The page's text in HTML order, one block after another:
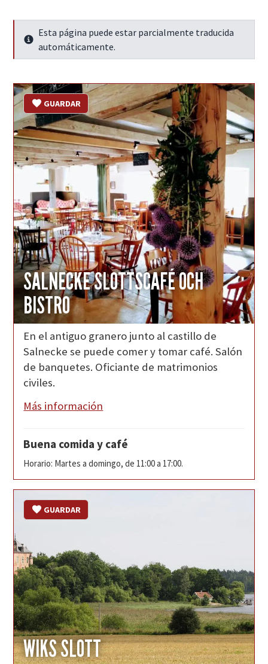
Seguir leyendo
Esta página puede estar parcialmente traducida
automáticamente.
SALNECKE SLOTTSCAFÉ OCH
BISTRO
GUARDAR
En el antiguo granero junto al castillo de
Salnecke se puede comer y tomar café. Salón
de banquetes. Oficiante de matrimonios
civiles.
Más información
Buena comida y café
Horario: Martes a domingo, de 11:00 a 17:00.
WIKS SLOTT
GUARDAR